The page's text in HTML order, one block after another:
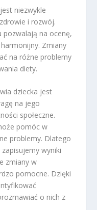
niezwykle
i rozwój.
pozwalają na ocenę,
Zmiany
na różne problemy
diety.
dziecka jest
na jego
społeczne.
pomóc w
problemy. Dlatego
wyniki
zmiany w
pomocne. Dzięki
o nich z